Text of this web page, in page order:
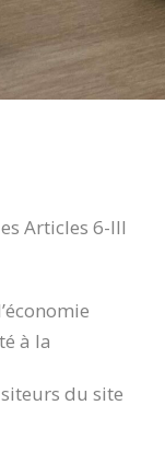
Articles 6-III
à la
du site